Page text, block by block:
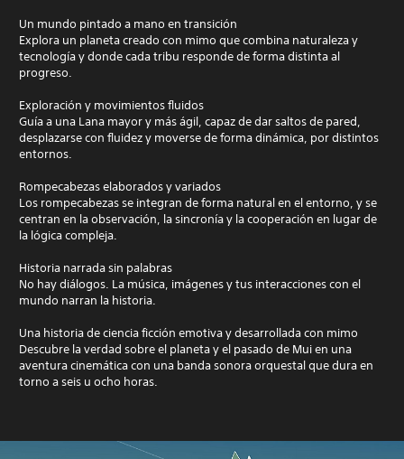
Un mundo pintado a mano en transición
Explora un planeta creado con mimo que combina naturaleza y
tecnología y donde cada tribu responde de forma distinta al
progreso.
Exploración y movimientos fluidos
Guía a una Lana mayor y más ágil, capaz de dar saltos de pared,
desplazarse con fluidez y moverse de forma dinámica, por distintos
entornos.
Rompecabezas elaborados y variados
Los rompecabezas se integran de forma natural en el entorno, y se
centran en la observación, la sincronía y la cooperación en lugar de
la lógica compleja.
Historia narrada sin palabras
No hay diálogos. La música, imágenes y tus interacciones con el
mundo narran la historia.
Una historia de ciencia ficción emotiva y desarrollada con mimo
Descubre la verdad sobre el planeta y el pasado de Mui en una
aventura cinemática con una banda sonora orquestal que dura en
torno a seis u ocho horas.